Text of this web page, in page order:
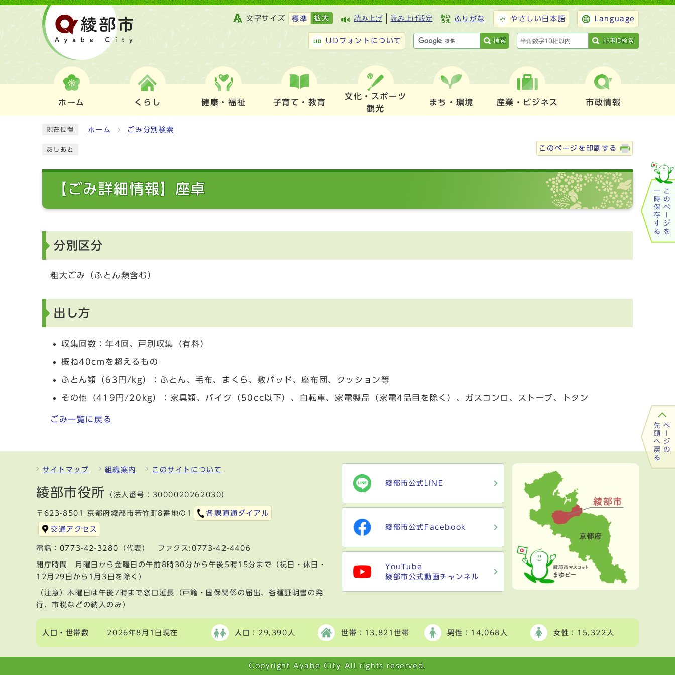
文字サイズ 標準 拡大 読み上げ 読み上げ設定 ふりがな やさしい日本語 Language
UDフォントについて 検索 記事ID検索
ホーム くらし 健康・福祉 子育て・教育
文化・スポーツ
観光
まち・環境 産業・ビジネス 市政情報
現在位置 ホーム ごみ分別検索
あしあと このページを印刷する
【ごみ詳細情報】座卓
分別区分
粗大ごみ（ふとん類含む）
出し方
収集回数：年4回、戸別収集（有料）
概ね40cmを超えるもの
ふとん類（63円/kg）：ふとん、毛布、まくら、敷パッド、座布団、クッション等
その他（419円/20kg）：家具類、バイク（50cc以下）、自転車、家電製品（家電4品目を除く）、ガスコンロ、ストーブ、トタン
ごみ一覧に戻る
サイトマップ 組織案内 このサイトについて
綾部市役所 （法人番号：3000020262030）
〒623-8501 京都府綾部市若竹町8番地の1 各課直通ダイアル
交通アクセス
電話： 0773-42-3280 （代表） ファクス:0773-42-4406
開庁時間 月曜日から金曜日の午前8時30分から午後5時15分まで（祝日・休日・
12月29日から1月3日を除く）
（注意）木曜日は午後7時まで窓口延長（戸籍・国保関係の届出、各種証明書の発
行、市税などの納入のみ）
綾部市公式LINE
綾部市公式Facebook
YouTube
綾部市公式動画チャンネル
人口・世帯数 2026年8月1日現在 人口 ：29,390人 世帯 ：13,821世帯 男性 ：14,068人 女性 ：15,322人
Copyright Ayabe City All rights reserved.